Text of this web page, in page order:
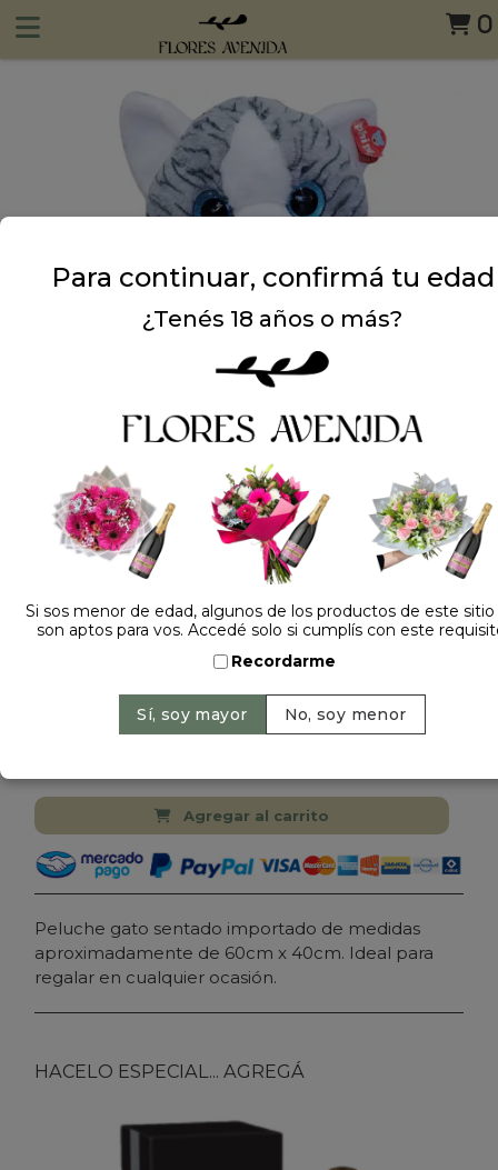
0
Dejá tu opinión
PELUCHE GATO SENTADO 4500 GRIS
Agregar al carrito
Peluche gato sentado importado de medidas
aproximadamente de 60cm x 40cm. Ideal para
regalar en cualquier ocasión.
HACELO ESPECIAL... AGREGÁ
Para continuar, confirmá tu edad
¿Tenés 18 años o más?
Si sos menor de edad, algunos de los productos de este
son aptos para vos. Accedé solo si cumplís con este
Recordarme